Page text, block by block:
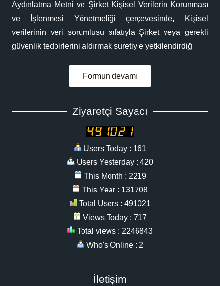
Aydınlatma Metni ve Şirket Kişisel Verilerin Korunması
ve İşlenmesi Yönetmeliği çerçevesinde, Kişisel
verilerinin veri sorumlusu sıfatıyla Şirket veya gerekli
güvenlik tedbirlerini aldırmak suretiyle yetkilendirdiği
Formun devamı
Ziyaretçi Sayacı
Users Today : 161
Users Yesterday : 420
This Month : 2219
This Year : 131708
Total Users : 491021
Views Today : 717
Total views : 2246843
Who's Online : 2
İletişim